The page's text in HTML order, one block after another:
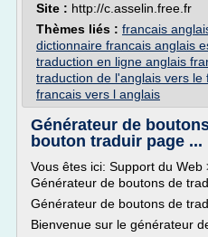
Site : http://c.asselin.free.fr
Thèmes liés : francais
dictionnaire francais anglais
traduction en ligne anglais
traduction de l'anglais vers le
francais vers l anglais
Générateur de
bouton traduir page ...
Vous êtes ici: Support du
Générateur de boutons de
Générateur de boutons de
Bienvenue sur le générateur